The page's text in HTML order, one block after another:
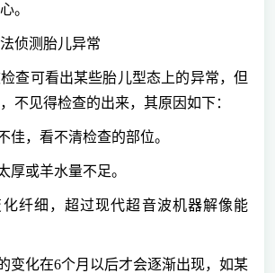
。
测胎儿异常
可看出某些胎儿型态上的异常，但
不见得检查的出来，其原因如下：
，看不清检查的部位。
或羊水量不足。
细，超过现代超音波机器解像能
化在6个月以后才会逐渐出现，如某